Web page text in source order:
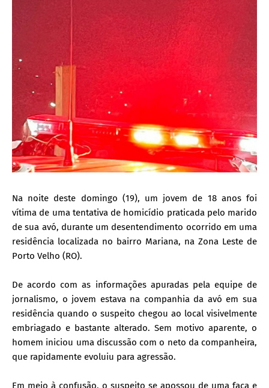
Na noite deste domingo (19), um jovem de 18 anos foi
vítima de uma tentativa de homicídio praticada pelo marido
de sua avó, durante um desentendimento ocorrido em uma
residência localizada no bairro Mariana, na Zona Leste de
Porto Velho (RO).
De acordo com as informações apuradas pela equipe de
jornalismo, o jovem estava na companhia da avó em sua
residência quando o suspeito chegou ao local visivelmente
embriagado e bastante alterado. Sem motivo aparente, o
homem iniciou uma discussão com o neto da companheira,
que rapidamente evoluiu para agressão.